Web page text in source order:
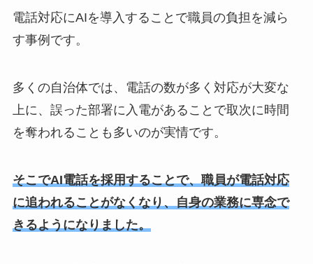
電話対応にAIを導入することで職員の負担を減ら
す事例です。
多くの自治体では、電話の数が多く対応が大変な
上に、誤った部署に入電があることで取次に時間
を奪われることも多いのが実情です。
そこでAI電話を採用することで、職員が電話対応
に追われることがなくなり、自身の業務に専念で
きるようになりました。